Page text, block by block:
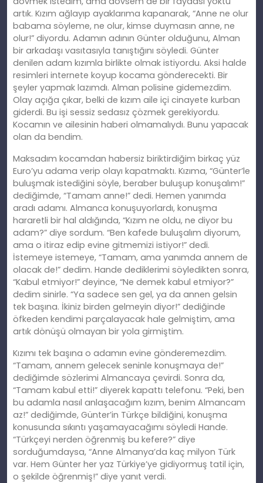
artık. Kızım ağlayıp ayaklarıma kapanarak, “Anne ne olur
babama söyleme, ne olur, kimse duymasın anne, ne
olur!” diyordu. Adamın adının Günter olduğunu, Alman
bir arkadaşı vasıtasıyla tanıştığını söyledi. Günter
denilen adam kızımla birlikte olmak istiyordu. Aksi halde
resimleri internete koyup kocama gönderecekti. Bir
şeyler yapmak lazımdı. Alman polisine gidemezdim.
Olay açığa çıkar, belki de kızım aile içi cinayete kurban
giderdi. Bu işi sessiz sedasız çözmek gerekiyordu.
Kocamın ve ailesinin haberi olmamalıydı. Bunu yapacak
olan da bendim.
Maksadım kocamdan habersiz biriktirdiğim birkaç yüz
Euro’yu adama verip olayı kapatmaktı. Kızıma, “Günter’le
buluşmak istediğini söyle, beraber buluşup konuşalım!”
dediğimde, “Tamam anne!” dedi. Hemen yanımda
aradı adamı. Almanca konuşuyorlardı, konuşma
hararetli bir hal aldığında, “Kızım ne oldu, ne diyor bu
adam?” diye sordum. “Ben kafede buluşalım diyorum,
ama o itiraz edip evine gitmemizi istiyor!” dedi.
İstemeye istemeye, “Tamam, ama yanımda annem de
olacak de!” dedim. Hande dediklerimi söyledikten sonra,
“Kabul etmiyor!” deyince, “Ne demek kabul etmiyor?”
dedim sinirle. “Ya sadece sen gel, ya da annen gelsin
tek başına. İkiniz birden gelmeyin diyor!” dediğinde
öfkeden kendimi parçalayacak hale gelmiştim, ama
artık dönüşü olmayan bir yola girmiştim.
Kızımı tek başına o adamın evine gönderemezdim.
“Tamam, annem gelecek seninle konuşmaya de!”
dediğimde sözlerimi Almancaya çevirdi. Sonra da,
“Tamam kabul etti!” diyerek kapattı telefonu. “Peki, ben
bu adamla nasıl anlaşacağım kızım, benim Almancam
az!” dediğimde, Günter’in Türkçe bildiğini, konuşma
konusunda sıkıntı yaşamayacağımı söyledi Hande.
“Türkçeyi nerden öğrenmiş bu kefere?” diye
sorduğumdaysa, “Anne Almanya’da kaç milyon Türk
var. Hem Günter her yaz Türkiye’ye gidiyormuş tatil için,
o şekilde öğrenmiş!” diye yanıt verdi.